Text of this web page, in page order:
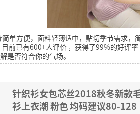
单方便，面料轻薄适中，贴切季节需求
目前已有600+人评价 ，获得了99%的好评率
是否符合你的气场。
针织衫女包芯丝️2018秋冬新款
衫上衣潮 粉色 均码建议80-128